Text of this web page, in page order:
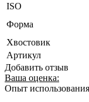
ISO
Форма
Хвостовик
Артикул
Добавить отзыв
Ваша оценка:
Опыт